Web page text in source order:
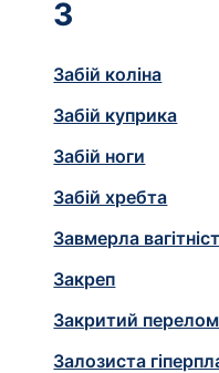
З
Забій коліна
Забій куприка
Забій ноги
Забій хребта
Завмерла
Закреп
Закритий перелом
Залозиста